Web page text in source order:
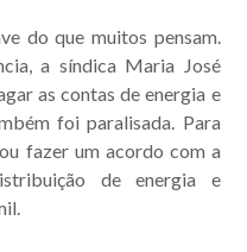
do que muitos pensam.
a síndica Maria José
as contas de energia e
foi paralisada. Para
fazer um acordo com a
de energia e